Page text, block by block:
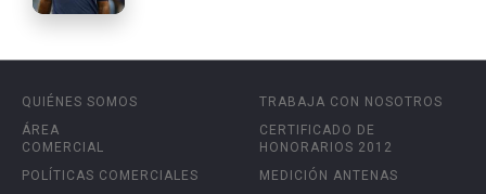
QUIÉNES SOMOS
ÁREA
COMERCIAL
POLÍTICAS COMERCIALES
TRABAJA CON NOSOTROS
CERTIFICADO DE
HONORARIOS 2012
MEDICIÓN ANTENAS